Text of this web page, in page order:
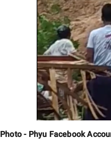
Photo - Phyu Facebook